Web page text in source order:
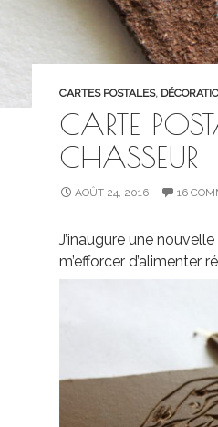
CARTES POSTALES,
CARTE
CHASSEUR
AOÛT 24, 2016 16
J’inaugure une
m’efforcer d’alimenter